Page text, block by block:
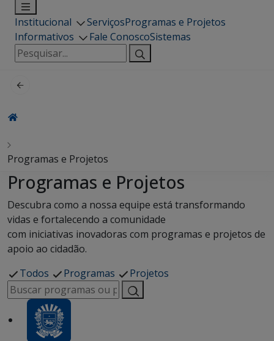
Institucional ServiçosProgramas e Projetos
Informativos
Fale ConoscoSistemas
Pesquisar
por:
Programas e Projetos
Programas e Projetos
Descubra como a nossa equipe está transformando
vidas e fortalecendo a comunidade
com iniciativas inovadoras com programas e projetos de
apoio ao cidadão.
Todos
Programas Projetos